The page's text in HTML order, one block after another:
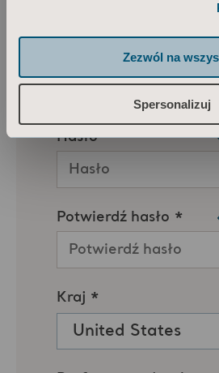
Zezwól na
Spersonalizuj